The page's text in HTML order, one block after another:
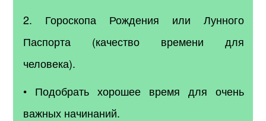
2. Гороскопа Рождения или Лунного
Паспорта (качество времени для
человека).
• Подобрать хорошее время для очень
важных начинаний.